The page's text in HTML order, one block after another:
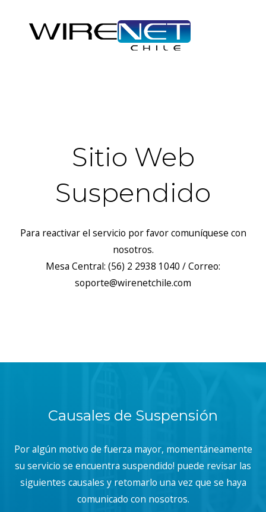
With, Content-Type, Accept");
Sitio Web
Suspendido
Para reactivar el servicio por favor comuníquese con
nosotros.
Mesa Central: (56) 2 2938 1040 / Correo:
soporte@wirenetchile.com
Causales de Suspensión
Por algún motivo de fuerza mayor, momentáneamente
su servicio se encuentra suspendido! puede revisar las
siguientes causales y retomarlo una vez que se haya
comunicado con nosotros.